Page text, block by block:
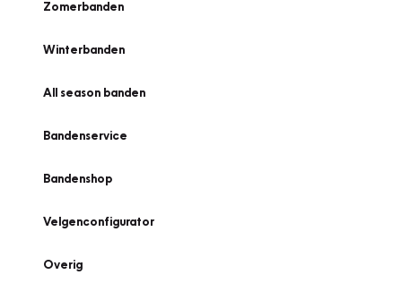
Zomerbanden
Winterbanden
All season banden
Bandenservice
Bandenshop
Velgenconfigurator
Overig